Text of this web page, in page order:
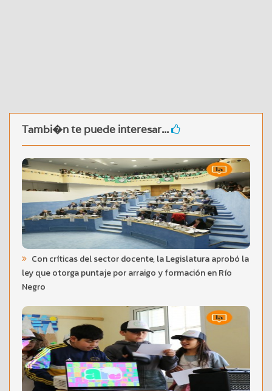
Tambi�n te puede interesar...
Con críticas del sector docente, la Legislatura aprobó la
ley que otorga puntaje por arraigo y formación en Río
Negro